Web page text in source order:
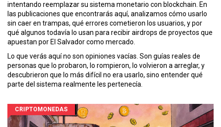
intentando reemplazar su sistema monetario con blockchain. En
las publicaciones que encontrarás aquí, analizamos cómo usarlo
sin caer en trampas, qué errores cometieron los usuarios, y por
qué algunos todavía lo usan para recibir airdrops de proyectos que
apuestan por El Salvador como mercado.
Lo que verás aquí no son opiniones vacías. Son guías reales de
personas que lo probaron, lo rompieron, lo volvieron a arreglar, y
descubrieron que lo más difícil no era usarlo, sino entender qué
parte del sistema realmente les pertenecía.
CRIPTOMONEDAS